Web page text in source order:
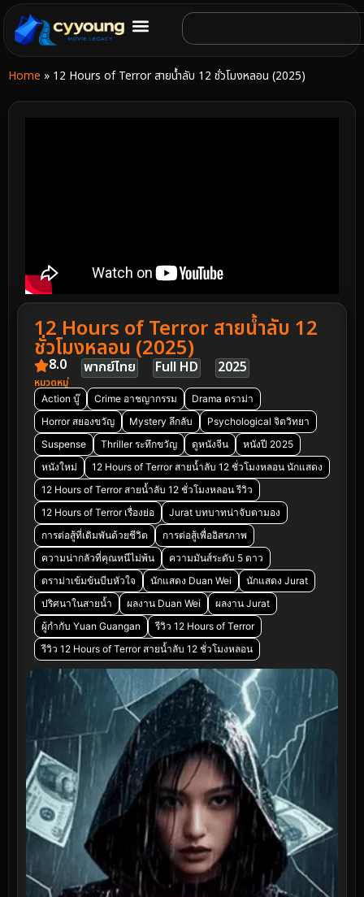
Home » 12 Hours of Terror สายน้ำลับ 12 ชั่วโมงหลอน (2025)
12 Hours of Terror สายน้ำลับ 12
ชั่วโมงหลอน (2025)
8.0 พากย์ไทย Full HD 2025
หมวดหมู่
Action บู๊ Crime อาชญากรรม
Drama ดราม่า
Horror สยองขวัญ
Mystery ลึกลับ
Psychological จิตวิทยา
Suspense
Thriller ระทึกขวัญ ดูหนังจีน
หนังปี 2025
หนังใหม่
12 Hours of Terror สายน้ำลับ 12 ชั่วโมงหลอน นักแสดง
12 Hours of Terror สายน้ำลับ 12 ชั่วโมงหลอน รีวิว
12 Hours of Terror เรื่องย่อ
Jurat บทบาทน่าจับตามอง
การต่อสู้ที่เดิมพันด้วยชีวิต
การต่อสู้เพื่ออิสรภาพ
ความน่ากลัวที่คุณหนีไม่พ้น
ความมันส์ระดับ 5 ดาว
ดราม่าเข้มข้นบีบหัวใจ
นักแสดง Duan Wei
นักแสดง Jurat
ปริศนาในสายน้ำ
ผลงาน Duan Wei
ผลงาน Jurat
ผู้กำกับ Yuan Guangan
รีวิว 12 Hours of Terror
รีวิว 12 Hours of Terror สายน้ำลับ 12 ชั่วโมงหลอน